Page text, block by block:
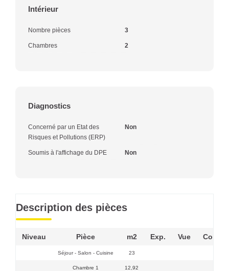
Intérieur
Nombre pièces 3
Chambres 2
Diagnostics
Concerné par un Etat des
Risques et Pollutions (ERP)
Non
Soumis à l'affichage du DPE Non
Description des pièces
Niveau Pièce m2 Exp. Vue
Séjour - Salon - Cuisine 23
Chambre 1 12,92